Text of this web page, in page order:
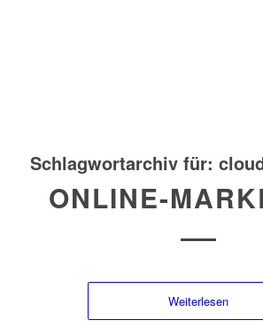
Schlagwortarchiv für:
ONLINE-
Weiterlesen